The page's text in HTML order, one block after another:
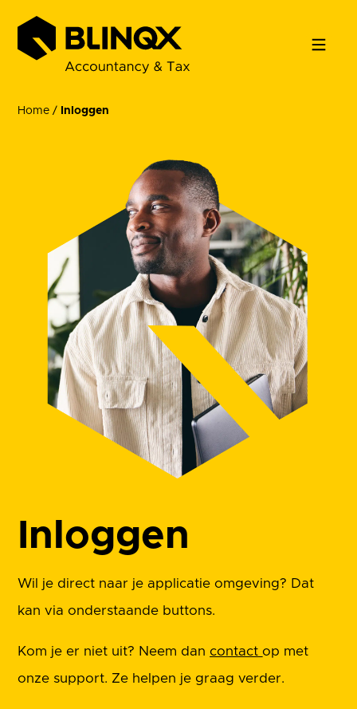
Home / Inloggen
Inloggen
Wil je direct naar je applicatie omgeving? Dat
kan via onderstaande buttons.
Kom je er niet uit? Neem dancontact op met
onze support. Ze helpen je graag verder.